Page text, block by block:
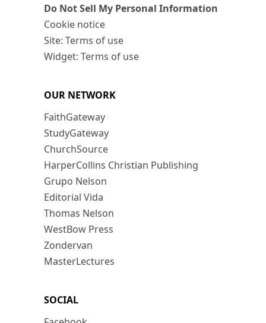
Do Not Sell My Personal Information
Cookie notice
Site: Terms of use
Widget: Terms of use
OUR NETWORK
FaithGateway
StudyGateway
ChurchSource
HarperCollins Christian Publishing
Grupo Nelson
Editorial Vida
Thomas Nelson
WestBow Press
Zondervan
MasterLectures
SOCIAL